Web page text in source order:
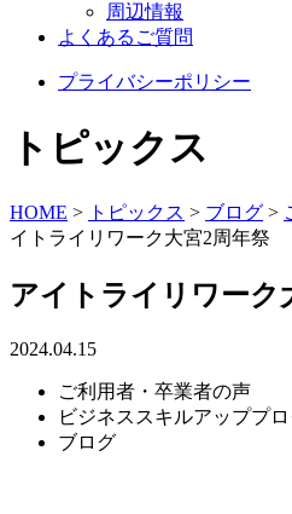
周辺情報
よくあるご質問
プライバシーポリシー
トピックス
HOME > トピックス > ブログ >
イトライリワーク大宮2周年祭
アイトライリワーク
2024.04.15
ご利用者・卒業者の声
ビジネススキルアッププ
ブログ